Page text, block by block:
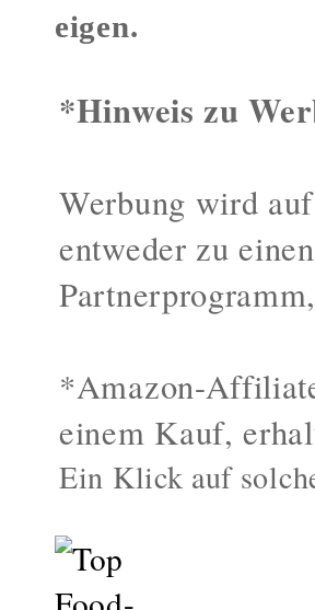
eigen.
*Hinweis zu
Werbung wird
entweder zu
*Amazon-
einem Kauf,
Ein Klick auf